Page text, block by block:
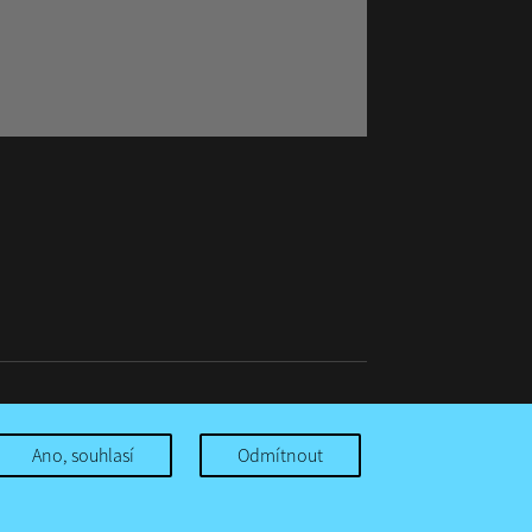
Ano, souhlasí Odmítnout